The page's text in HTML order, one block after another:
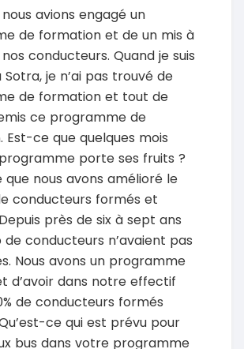
avions engagé un
de formation et de un mis à
conducteurs. Quand je suis
je n’ai pas trouvé de
de formation et tout de
ce programme de
Est-ce que quelques mois
porte ses fruits ?
que nous avons amélioré le
conducteurs formés et
près de six à sept ans
de conducteurs n’avaient pas
Nous avons un programme
d’avoir dans notre effectif
de conducteurs formés
ce qui est prévu pour
bus dans votre programme